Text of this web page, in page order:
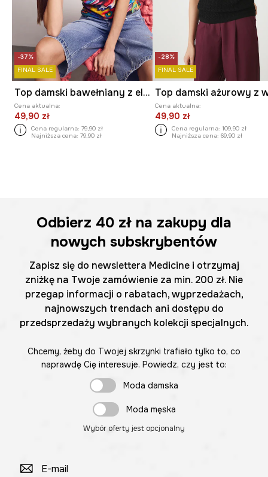
-37%
FINAL SALE
Top damski bawełniany z elastanem z kolekcji Kit Mizeres x Medicine
Cena aktualna:
49,90 zł
Cena regularna: 79,90 zł
Najniższa cena: 79,90 zł
-28%
FINAL SALE
Cena aktualna:
49,90 zł
Cena regularna: 109,90 zł
Najniższa cena: 69,90 zł
Odbierz 40 zł na zakupy dla
nowych subskrybentów
Zapisz się do newslettera Medicine i otrzymaj
zniżkę na Twoje zamówienie za min. 200 zł. Nie
przegap informacji o rabatach, wyprzedażach,
najnowszych trendach ani dostępu do
przedsprzedaży wybranych kolekcji specjalnych.
Chcemy, żeby do Twojej skrzynki trafiało tylko to, co
naprawdę Cię interesuje. Powiedz, czy jest to:
Moda damska
Moda męska
Wybór oferty jest opcjonalny